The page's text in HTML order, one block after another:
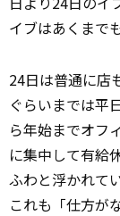
イブはあくまで
24日は普通に店
ぐらいまでは平
ら年始までオフ
に集中して有給
ふわと浮かれて
これも「仕方が